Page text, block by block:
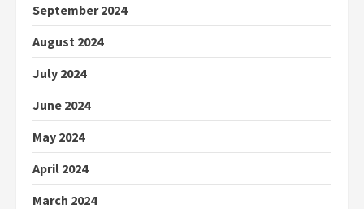
September 2024
August 2024
July 2024
June 2024
May 2024
April 2024
March 2024